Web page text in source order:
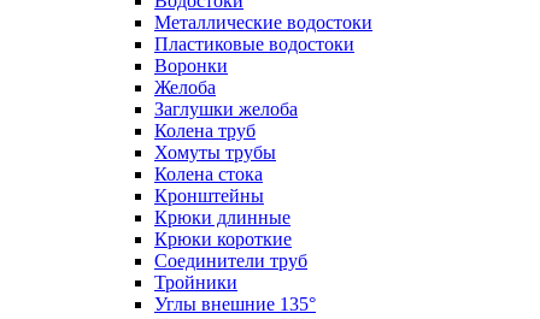
Металлические водостоки
Пластиковые водостоки
Воронки
Желоба
Заглушки желоба
Колена труб
Хомуты трубы
Колена стока
Кронштейны
Крюки длинные
Крюки короткие
Соединители труб
Тройники
Углы внешние 135°